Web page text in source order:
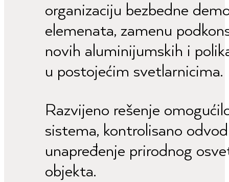
organizaciju bezbedne
elemenata, zamenu
novih aluminijumskih i
u postojećim svetlarnicima.
Razvijeno rešenje
sistema, kontrolisano
unapređenje prirodnog
objekta.